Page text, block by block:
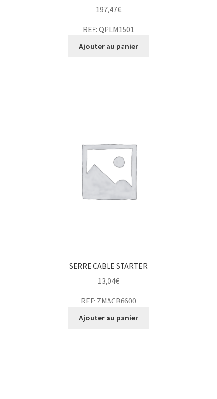
197,47€
REF: QPLM1501
Ajouter au panier
SERRE CABLE STARTER
13,04€
REF: ZMACB6600
Ajouter au panier